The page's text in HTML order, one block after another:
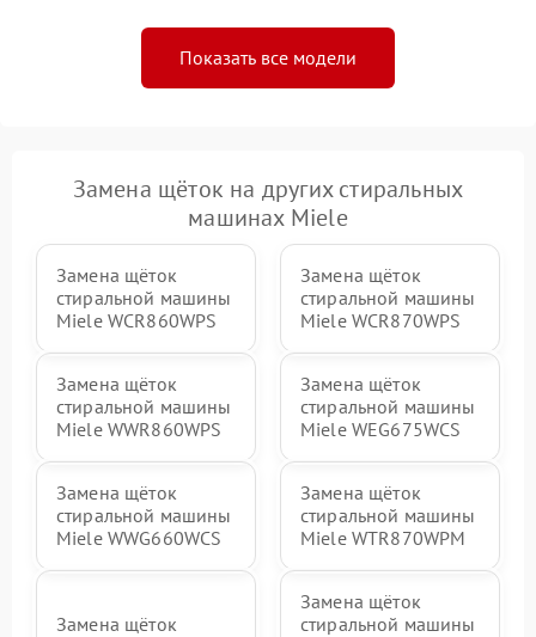
Показать все модели
Замена щёток на других стиральных
машинах Miele
Замена щёток
стиральной машины
Miele WCR860WPS
Замена щёток
стиральной машины
Miele WCR870WPS
Замена щёток
стиральной машины
Miele WWR860WPS
Замена щёток
стиральной машины
Miele WEG675WCS
Замена щёток
стиральной машины
Miele WWG660WCS
Замена щёток
стиральной машины
Miele WTR870WPM
Замена щёток
Замена щёток
стиральной машины